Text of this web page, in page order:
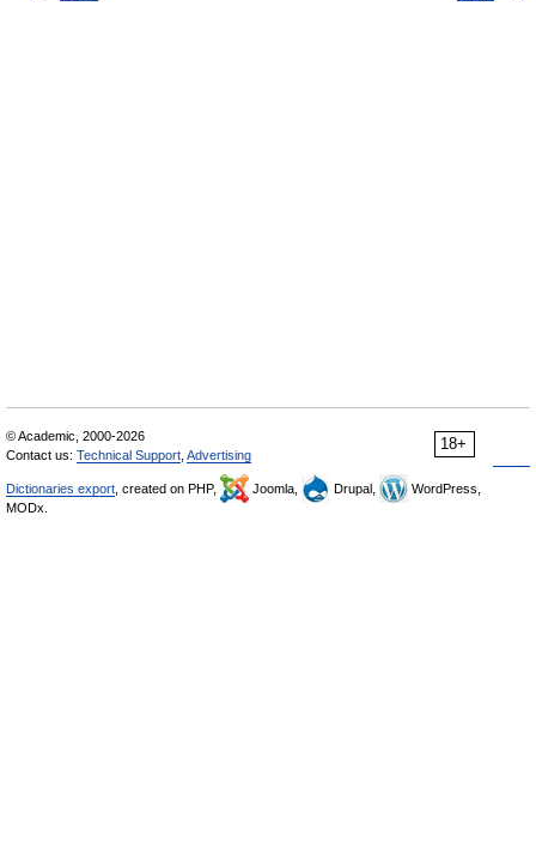
18+
© Academic, 2000-2026
Contact us: Technical Support Advertising
Dictionaries export , created on PHP, Joomla, Drupal,
WordPress,
MODx.